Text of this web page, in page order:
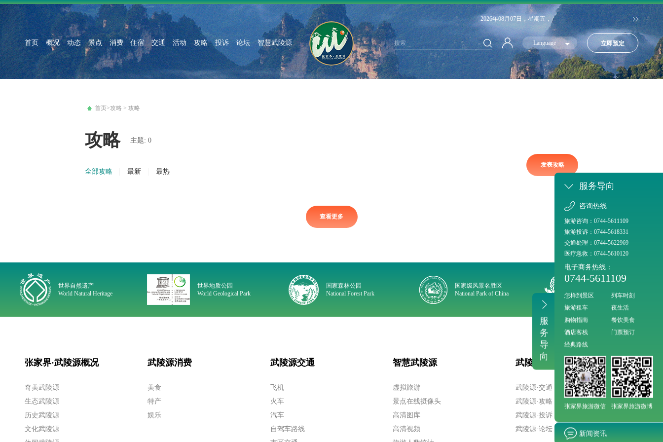
2026年08月07日，星期五，
首页 概况 动态 景点 消费 住宿 交通 活动 攻略 投诉 论坛 智慧武陵源 Language 立即预定
首页>攻略 > 攻略
攻略 主题: 0
全部攻略 最新 最热
发表攻略
查看更多
世界自然遗产
World Natural Heritage
世界地质公园
World Geological Park
国家森林公园
National Forest Park
国家级风景名胜区
National Park of China
National Tourst Attraction
张家界·武陵源概况
奇美武陵源
生态武陵源
历史武陵源
文化武陵源
武陵源消费
美食
特产
娱乐
武陵源交通
飞机
火车
汽车
自驾车路线
智慧武陵源
虚拟旅游
景点在线摄像头
高清图库
高清视频
武陵源其他
武陵源·交通
武陵源·攻略
武陵源·投诉
武陵源·论坛
服
务
导
向
服务导向
咨询热线
旅游咨询：0744-5611109
旅游投诉：0744-5618331
交通处理：0744-5622969
医疗急救：0744-5610120
电子商务热线：
0744-5611109
怎样到景区
列车时刻
旅游租车
夜生活
购物指南
餐饮美食
酒店客栈
门票预订
经典路线
张家界旅游微信 张家界旅游微博
新闻资讯